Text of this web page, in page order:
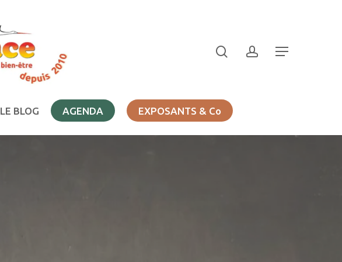
Menu
LE BLOG AGENDA EXPOSANTS & Co